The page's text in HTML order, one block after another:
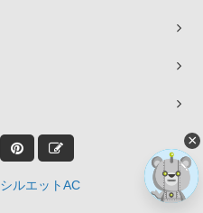
シルエットAC
×